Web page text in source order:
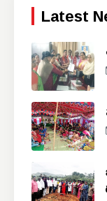
Latest